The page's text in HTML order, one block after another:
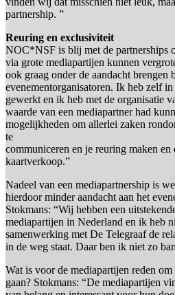
partnership. ”
Reuring en exclusiviteit
NOC*NSF is blij met de partnerships
via grote mediapartijen kunnen
ook graag onder de aandacht brengen
evenementorganisatoren. Ik heb zelf
gewerkt en ik heb met de organisatie
waarde van een mediapartner had
mogelijkheden om allerlei zaken
te
communiceren en je reuring maken
kaartverkoop.”
Nadeel van een mediapartnership is
hierdoor minder aandacht aan het
Stokmans: “Wij hebben een
mediapartijen in Nederland en ik heb
samenwerking met De Telegraaf de
in de weg staat. Daar ben ik niet zo
Wat is voor de mediapartijen reden
gaan? Stokmans: “De mediapartijen